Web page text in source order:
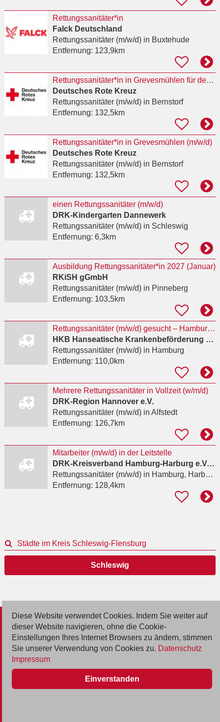
Rettungssanitäter*in
Falck Deutschland
Rettungssanitäter (m/w/d)in Buxtehude
Entfernung: 123,9km
Rettungssanitäter*in in Grevesmühlen für den qualifizierten Krankentransport (m/w/d)
Deutsches Rote Kreuz
Rettungssanitäter (m/w/d)in Bernstorf
Entfernung: 132,5km
Rettungssanitäter*in in Grevesmühlen (m/w/d)
Deutsches Rote Kreuz
Rettungssanitäter (m/w/d)in Bernstorf
Entfernung: 132,5km
einen Rettungssanitäter (m/w/d)
DRK-Kindergarten Dannewerk
Rettungssanitäter (m/w/d)in Schleswig
Entfernung: 6,3km
Ausbildung Rettungssanitäter*in 2027 (Januar)
RKiSH gGmbH
Rettungssanitäter (m/w/d)in Pinneberg
Entfernung: 103,5km
Rettungssanitäter (m/w/d) gesucht – Hamburg-Fuhlsbüttel
HKB Hanseatische Krankenbeförderung GmbH
Rettungssanitäter (m/w/d)in Hamburg
Entfernung: 110,0km
Mehrere Rettungssanitäter in Vollzeit (w/m/d)
DRK-Region Hannover e.V.
Rettungssanitäter (m/w/d)in Alfstedt
Entfernung: 126,7km
Mitarbeiter (m/w/d) in der Leitstelle
DRK-Kreisverband Hamburg-Harburg e.V. / Deutsches Rotes Kreuz Kreisverband Hamburg-Harburg e.V.
Rettungssanitäter (m/w/d)in Hamburg, Harburg
Entfernung: 128,4km
Städte im Kreis Schleswig-Flensburg
Schleswig
© 2026 Deutsche Jobmarkt GmbH
Inserieren
Kontakt
AGB
Diese Website verwendet Cookies. Indem Sie weiter auf
dieser Website navigieren, ohne die Cookie-
Einstellungen Ihres Internet Browsers zu ändern, stimmen
Sie unserer Verwendung von Cookies zu. Datenschutz
Impressum
Einverstanden